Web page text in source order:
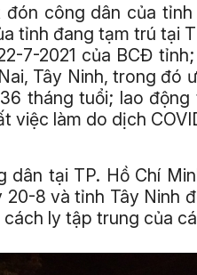
đón công dân của
tỉnh đang tạm trú tại
7-2021 của BCĐ
Tây Ninh, trong đó
tháng tuổi; lao
việc làm do dịch
dân tại TP. Hồ Chí
8 và tỉnh Tây Ninh
ly tập trung của